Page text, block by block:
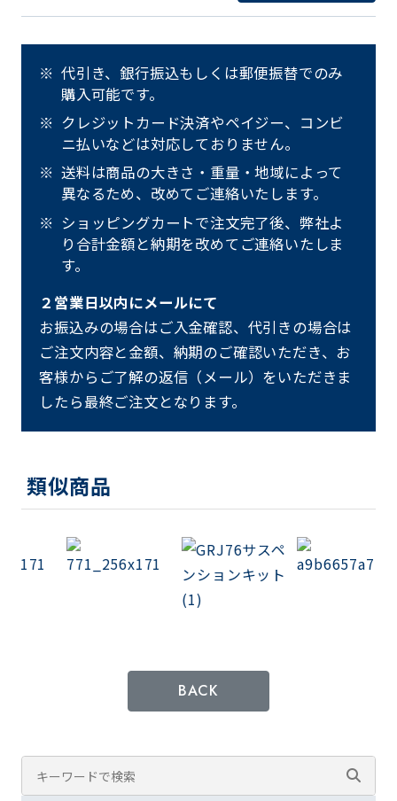
代引き、銀行振込もしくは郵便振替でのみ
購入可能です。
クレジットカード決済やペイジー、コンビ
ニ払いなどは対応しておりません。
送料は商品の大きさ・重量・地域によって
異なるため、改めてご連絡いたします。
ショッピングカートで注文完了後、弊社よ
り合計金額と納期を改めてご連絡いたしま
す。
２営業日以内にメールにて
お振込みの場合はご入金確認、代引きの場合は
ご注文内容と金額、納期のご確認いただき、お
客様からご了解の返信（メール）をいただきま
したら最終ご注文となります。
類似商品
BACK